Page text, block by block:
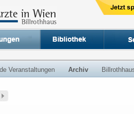
Veranstaltungen Archiv